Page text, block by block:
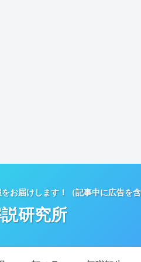
お届けします！（記事中に広告を
研究所